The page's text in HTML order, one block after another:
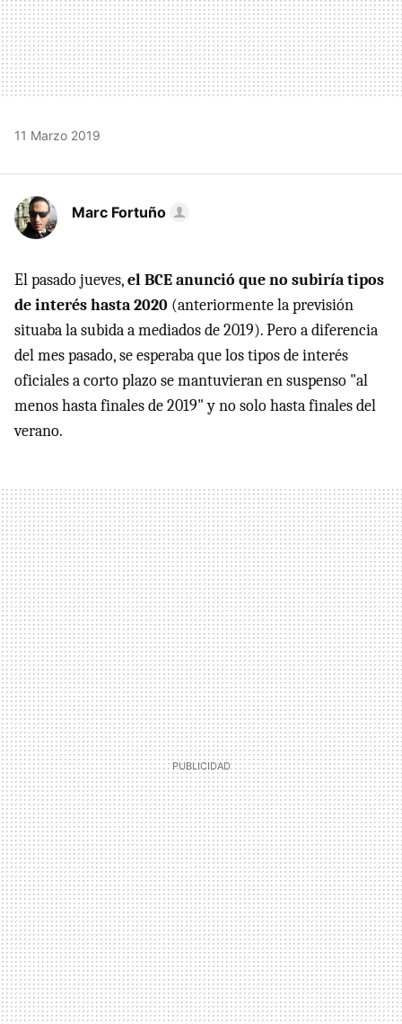
11 Marzo 2019
Marc Fortuño
El pasado jueves,el BCE anunció que no subiría tipos
de interés hasta 2020 (anteriormente la previsión
situaba la subida a mediados de 2019). Pero a diferencia
del mes pasado, se esperaba que los tipos de interés
oficiales a corto plazo se mantuvieran en suspenso "al
menos hasta finales de 2019" y no solo hasta finales del
verano.